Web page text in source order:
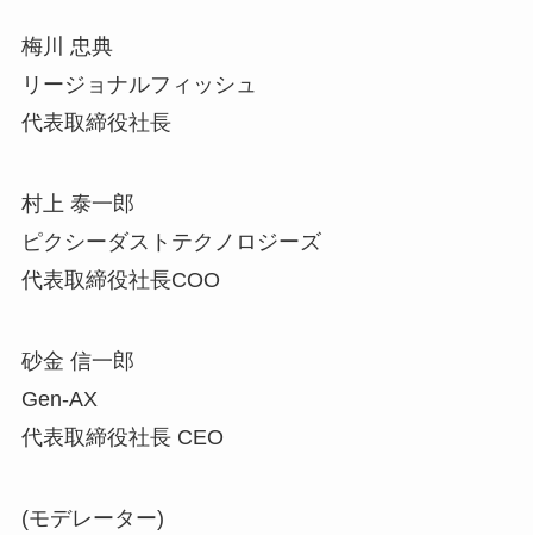
梅川 忠典
リージョナルフィッシュ
代表取締役社長
村上 泰一郎
ピクシーダストテクノロジーズ
代表取締役社長COO
砂金 信一郎
Gen-AX
代表取締役社長 CEO
(モデレーター)